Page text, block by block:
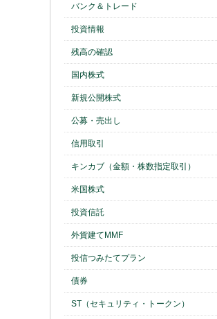
バンク＆トレード
投資情報
残高の確認
国内株式
新規公開株式
公募・売出し
信用取引
キンカブ（金額・株数指定取引）
米国株式
投資信託
外貨建てMMF
投信つみたてプラン
債券
ST（セキュリティ・トークン）